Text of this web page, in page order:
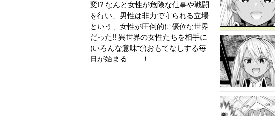
変!? なんと女性が危険な仕事や戦闘
を行い、男性は非力で守られる立場
という、女性が圧倒的に優位な世界
だった!! 異世界の女性たちを相手に
(いろんな意味で)おもてなしする毎
日が始まる――！